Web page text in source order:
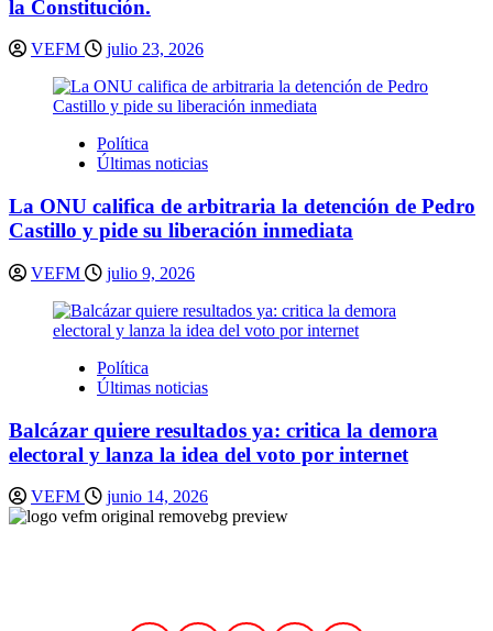
la Constitución.
VEFM julio 23, 2026
Política
Últimas noticias
La ONU califica de arbitraria la detención de Pedro
Castillo y pide su liberación inmediata
VEFM julio 9, 2026
Política
Últimas noticias
Balcázar quiere resultados ya: critica la demora
electoral y lanza la idea del voto por internet
VEFM junio 14, 2026